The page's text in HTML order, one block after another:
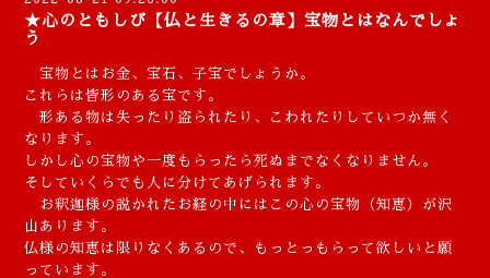
★心のともしび【仏と生きるの章】宝物とはなんでしょ
う
宝物とはお金、宝石、子宝でしょうか。
これらは皆形のある宝です。
形ある物は失ったり盗られたり、こわれたりしていつか無く
なります。
しかし心の宝物や一度もらったら死ぬまでなくなりません。
そしていくらでも人に分けてあげられます。
お釈迦様の説かれたお経の中にはこの心の宝物（知恵）が沢
山あります。
仏様の知恵は限りなくあるので、もっとっもらって欲しいと願
っています。